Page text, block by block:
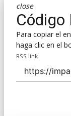
close
Código
Para copiar el
haga clic en el
RSS link